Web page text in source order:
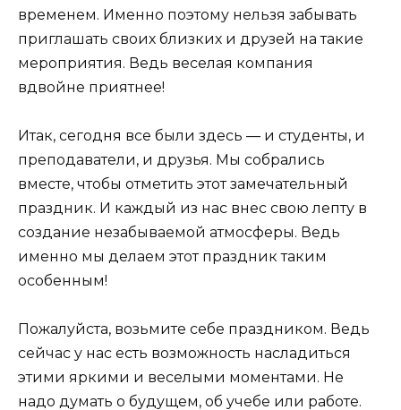
временем. Именно поэтому нельзя забывать
приглашать своих близких и друзей на такие
мероприятия. Ведь веселая компания
вдвойне приятнее!
Итак, сегодня все были здесь — и студенты, и
преподаватели, и друзья. Мы собрались
вместе, чтобы отметить этот замечательный
праздник. И каждый из нас внес свою лепту в
создание незабываемой атмосферы. Ведь
именно мы делаем этот праздник таким
особенным!
Пожалуйста, возьмите себе праздником. Ведь
сейчас у нас есть возможность насладиться
этими яркими и веселыми моментами. Не
надо думать о будущем, об учебе или работе.